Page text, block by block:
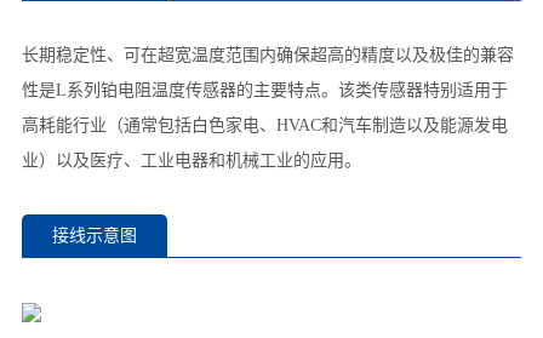
长期稳定性、可在超宽温度范围内确保超高的精度以及极佳的兼容
性是L系列铂电阻温度传感器的主要特点。该类传感器特别适用于
高耗能行业（通常包括白色家电、HVAC和汽车制造以及能源发电
业）以及医疗、工业电器和机械工业的应用。
接线示意图